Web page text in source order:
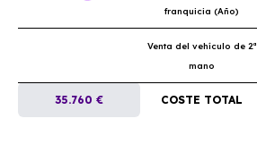
franquicia (Año)
Venta del vehículo de 2ª
mano
35.760 € COSTE TOTAL